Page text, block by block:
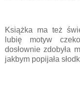
Książka ma też
lubię motyw
dosłownie zdobyła
jakbym popijała